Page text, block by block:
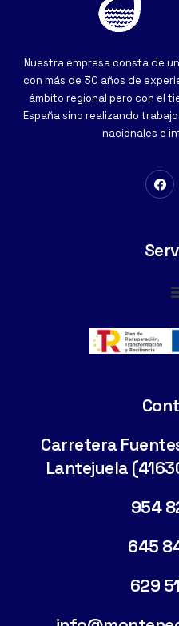
Nuestra empresa consta de
con más de 30 años de
ámbito regional pero con el
España sino realizando
nacionales e
Carretera
Lantejuela
954
645
629